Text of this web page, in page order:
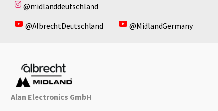
@midlanddeutschland
@AlbrechtDeutschland
@MidlandGermany
Alan Electronics GmbH